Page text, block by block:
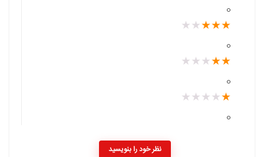
0
★
★
★
★
★
0
★
★
★
★
★
0
★
★
★
★
★
0
نظر خود را بنویسید